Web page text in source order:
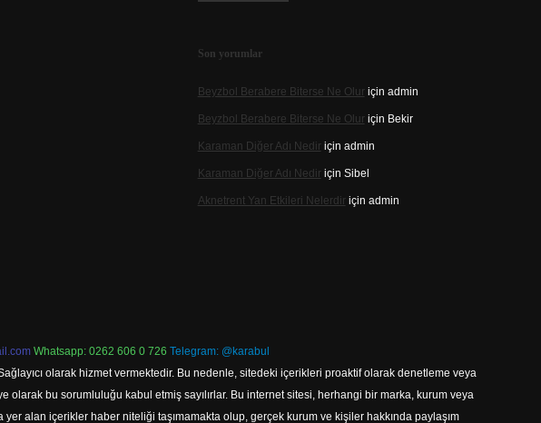
Son yorumlar
Beyzbol Berabere Biterse Ne Oluriçin admin
Beyzbol Berabere Biterse Ne Oluriçin Bekir
Karaman Diğer Adı Nediriçin admin
Karaman Diğer Adı Nediriçin Sibel
Aknetrent Yan Etkileri Nelerdiriçin admin
Whatsapp: 0262 606 0 726 Telegram: @karabul
olarak hizmet vermektedir. Bu nedenle, sitedeki içerikleri proaktif olarak denetleme veya
olarak bu sorumluluğu kabul etmiş sayılırlar. Bu internet sitesi, herhangi bir marka, kurum veya
yer alan içerikler haber niteliği taşımamakta olup, gerçek kurum ve kişiler hakkında paylaşım